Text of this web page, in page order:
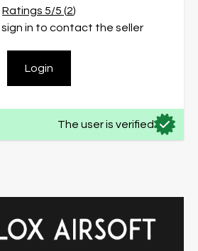
Ratings 5/5 (2)
in to contact the seller
Login
The user is verified